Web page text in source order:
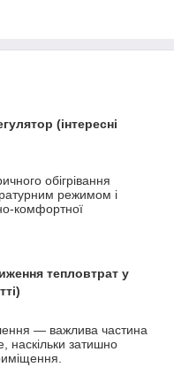
(інтересні
обігрівання
режимом і
комфортної
тепловтрат у
— важлива частина
наскільки затишно